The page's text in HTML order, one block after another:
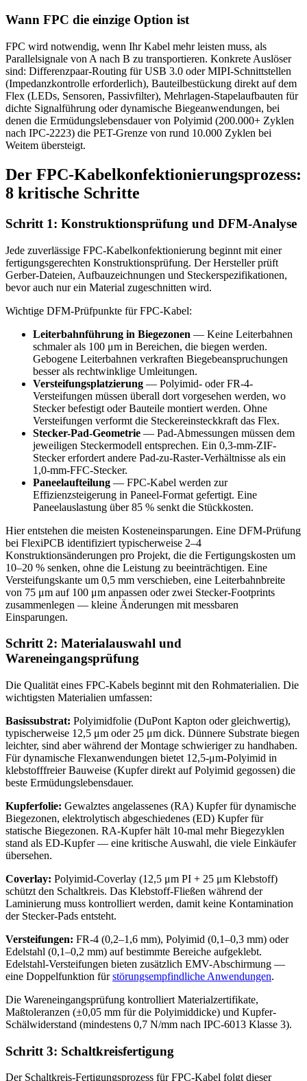
Wann FPC die einzige Option ist
FPC wird notwendig, wenn Ihr Kabel mehr leisten muss, als
Parallelsignale von A nach B zu transportieren. Konkrete Auslöser
sind: Differenzpaar-Routing für USB 3.0 oder MIPI-Schnittstellen
(Impedanzkontrolle erforderlich), Bauteilbestückung direkt auf dem
Flex (LEDs, Sensoren, Passivfilter), Mehrlagen-Stapelaufbauten für
dichte Signalführung oder dynamische Biegeanwendungen, bei
denen die Ermüdungslebensdauer von Polyimid (200.000+ Zyklen
nach IPC-2223) die PET-Grenze von rund 10.000 Zyklen bei
Weitem übersteigt.
Der FPC-Kabelkonfektionierungsprozess:
8 kritische Schritte
Schritt 1: Konstruktionsprüfung und DFM-Analyse
Jede zuverlässige FPC-Kabelkonfektionierung beginnt mit einer
fertigungsgerechten Konstruktionsprüfung. Der Hersteller prüft
Gerber-Dateien, Aufbauzeichnungen und Steckerspezifikationen,
bevor auch nur ein Material zugeschnitten wird.
Wichtige DFM-Prüfpunkte für FPC-Kabel:
Leiterbahnführung in Biegezonen — Keine Leiterbahnen
schmaler als 100 μm in Bereichen, die biegen werden.
Gebogene Leiterbahnen verkraften Biegebeanspruchungen
besser als rechtwinklige Umleitungen.
Versteifungsplatzierung — Polyimid- oder FR-4-
Versteifungen müssen überall dort vorgesehen werden, wo
Stecker befestigt oder Bauteile montiert werden. Ohne
Versteifungen verformt die Steckereinsteckkraft das Flex.
Stecker-Pad-Geometrie — Pad-Abmessungen müssen dem
jeweiligen Steckermodell entsprechen. Ein 0,3-mm-ZIF-
Stecker erfordert andere Pad-zu-Raster-Verhältnisse als ein
1,0-mm-FFC-Stecker.
Paneelaufteilung — FPC-Kabel werden zur
Effizienzsteigerung in Paneel-Format gefertigt. Eine
Paneelauslastung über 85 % senkt die Stückkosten.
Hier entstehen die meisten Kosteneinsparungen. Eine DFM-Prüfung
bei FlexiPCB identifiziert typischerweise 2–4
Konstruktionsänderungen pro Projekt, die die Fertigungskosten um
10–20 % senken, ohne die Leistung zu beeinträchtigen. Eine
Versteifungskante um 0,5 mm verschieben, eine Leiterbahnbreite
von 75 μm auf 100 μm anpassen oder zwei Stecker-Footprints
zusammenlegen — kleine Änderungen mit messbaren
Einsparungen.
Schritt 2: Materialauswahl und
Wareneingangsprüfung
Die Qualität eines FPC-Kabels beginnt mit den Rohmaterialien. Die
wichtigsten Materialien umfassen:
Basissubstrat: Polyimidfolie (DuPont Kapton oder gleichwertig),
typischerweise 12,5 μm oder 25 μm dick. Dünnere Substrate biegen
leichter, sind aber während der Montage schwieriger zu handhaben.
Für dynamische Flexanwendungen bietet 12,5-μm-Polyimid in
klebstofffreier Bauweise (Kupfer direkt auf Polyimid gegossen) die
beste Ermüdungslebensdauer.
Kupferfolie: Gewalztes angelassenes (RA) Kupfer für dynamische
Biegezonen, elektrolytisch abgeschiedenes (ED) Kupfer für
statische Biegezonen. RA-Kupfer hält 10-mal mehr Biegezyklen
stand als ED-Kupfer — eine kritische Auswahl, die viele Einkäufer
übersehen.
Coverlay: Polyimid-Coverlay (12,5 μm PI + 25 μm Klebstoff)
schützt den Schaltkreis. Das Klebstoff-Fließen während der
Laminierung muss kontrolliert werden, damit keine Kontamination
der Stecker-Pads entsteht.
Versteifungen: FR-4 (0,2–1,6 mm), Polyimid (0,1–0,3 mm) oder
Edelstahl (0,1–0,2 mm) auf bestimmte Bereiche aufgeklebt.
Edelstahl-Versteifungen bieten zusätzlich EMV-Abschirmung —
eine Doppelfunktion fürstörungsempfindliche Anwendungen.
Die Wareneingangsprüfung kontrolliert Materialzertifikate,
Maßtoleranzen (±0,05 mm für die Polyimiddicke) und Kupfer-
Schälwiderstand (mindestens 0,7 N/mm nach IPC-6013 Klasse 3).
Schritt 3: Schaltkreisfertigung
Der Schaltkreis-Fertigungsprozess für FPC-Kabel folgt dieser